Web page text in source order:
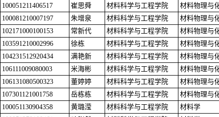
100051211406517
崔思舜 材料科学与工程学院
材料物理与
100081210007197
朱增泉 材料科学与工程学院
材料物理与
102171000100153
常新代 材料科学与工程学院
材料物理与
103591210002996
徐栋 材料科学与工程学院
材料物理与
104231512920434
满艳新 材料科学与工程学院
材料物理与
106111009080003
米海彬 材料科学与工程学院
材料物理与
106131080500323
董婷婷 材料科学与工程学院
材料物理与
107301121001758
岳栋栋 材料科学与工程学院
材料物理与
100051130904358
黄璐滢 材料科学与工程学院
材料学